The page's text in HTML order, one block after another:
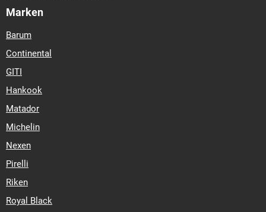
Marken
Barum
Continental
GITI
Hankook
Matador
Michelin
Nexen
Pirelli
Riken
Royal Black